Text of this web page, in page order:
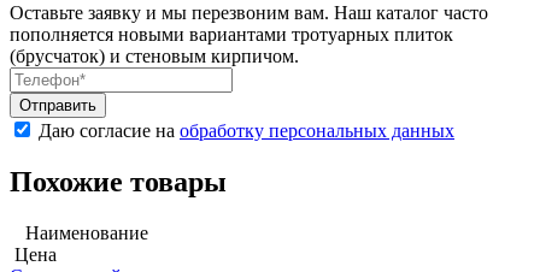
Оставьте заявку и мы перезвоним вам. Наш каталог часто
пополняется новыми вариантами тротуарных плиток
(брусчаток) и стеновым кирпичом.
Даю согласие на обработку персональных данных
Похожие товары
Наименование
Цена